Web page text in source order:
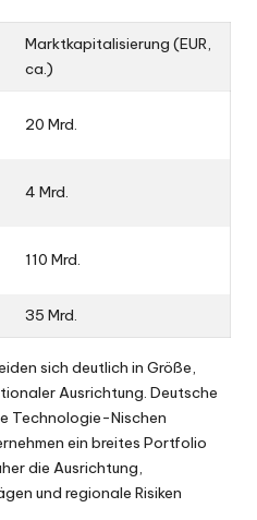
Marktkapitalisierung (EUR,
ca.)
20 Mrd.
4 Mrd.
110 Mrd.
35 Mrd.
sich deutlich in Größe,
Ausrichtung. Deutsche
Technologie-Nischen
ein breites Portfolio
die Ausrichtung,
und regionale Risiken